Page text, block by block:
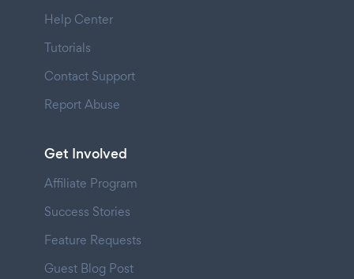
Help Center
Tutorials
Contact Support
Report Abuse
Get Involved
Affiliate Program
Success Stories
Feature Requests
Guest Blog Post